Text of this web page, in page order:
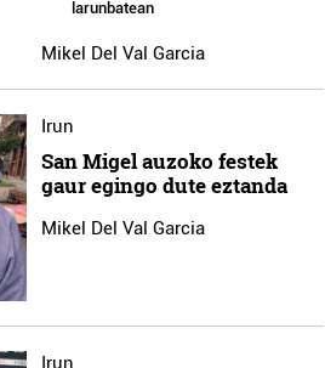
larunbatean
Mikel Del Val Garcia
Irun
San Migel auzoko festek
gaur egingo dute eztanda
Mikel Del Val Garcia
Irun